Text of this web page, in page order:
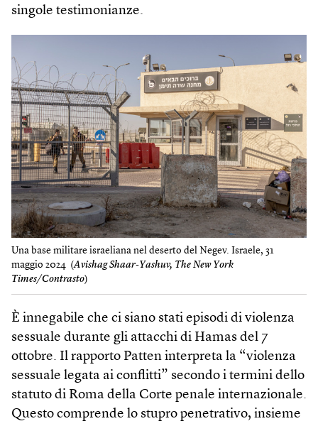
singole testimonianze.
Una base militare israeliana nel deserto del Negev. Israele, 31
maggio 2024 (Avishag Shaar-Yashuv, The New York
Times/Contrasto)
È innegabile che ci siano stati episodi di violenza
sessuale durante gli attacchi di Hamas del 7
ottobre. Il rapporto Patten interpreta la “violenza
sessuale legata ai conflitti” secondo i termini dello
statuto di Roma della Corte penale internazionale.
Questo comprende lo stupro penetrativo, insieme